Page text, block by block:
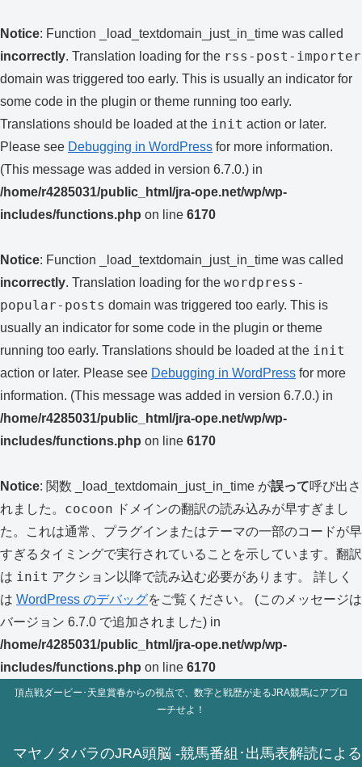
Notice: Function _load_textdomain_just_in_time was called
incorrectly. Translation loading for the rss-post-importer
domain was triggered too early. This is usually an indicator for
some code in the plugin or theme running too early.
Translations should be loaded at the init action or later.
Please see Debugging in WordPress for more information.
(This message was added in version 6.7.0.) in
/home/r4285031/public_html/jra-ope.net/wp/wp-
includes/functions.php on line 6170
Notice: Function _load_textdomain_just_in_time was called
incorrectly. Translation loading for the wordpress-
popular-posts domain was triggered too early. This is
usually an indicator for some code in the plugin or theme
running too early. Translations should be loaded at the init
action or later. Please see Debugging in WordPress for more
information. (This message was added in version 6.7.0.) in
/home/r4285031/public_html/jra-ope.net/wp/wp-
includes/functions.php on line 6170
Notice: 関数 _load_textdomain_just_in_time が誤って呼び出さ
れました。 cocoon ドメインの翻訳の読み込みが早すぎまし
た。これは通常、プラグインまたはテーマの一部のコードが早
すぎるタイミングで実行されていることを示しています。翻訳
は init アクション以降で読み込む必要があります。 詳しく
は WordPress のデバッグをご覧ください。 (このメッセージは
バージョン 6.7.0 で追加されました) in
/home/r4285031/public_html/jra-ope.net/wp/wp-
includes/functions.php on line 6170
頂点戦ダービー･天皇賞春からの視点で、数字と戦歴が走るJRA競馬にアプロ
ーチせよ！
マヤノタバラのJRA頭脳 -競馬番組･出馬表解読による